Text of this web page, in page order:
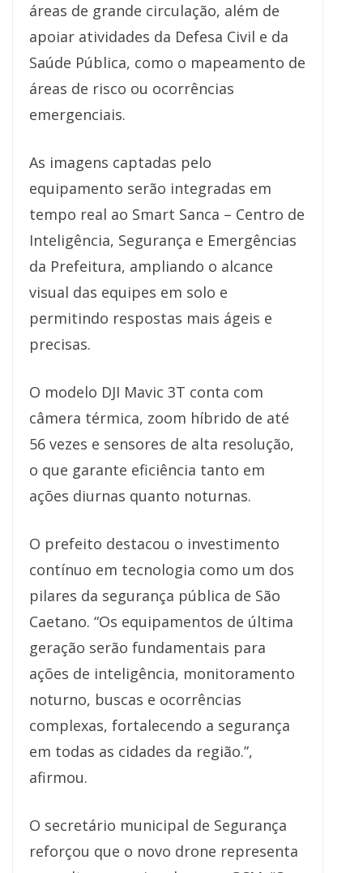
áreas de grande circulação, além de
apoiar atividades da Defesa Civil e da
Saúde Pública, como o mapeamento de
áreas de risco ou ocorrências
emergenciais.
As imagens captadas pelo
equipamento serão integradas em
tempo real ao Smart Sanca – Centro de
Inteligência, Segurança e Emergências
da Prefeitura, ampliando o alcance
visual das equipes em solo e
permitindo respostas mais ágeis e
precisas.
O modelo DJI Mavic 3T conta com
câmera térmica, zoom híbrido de até
56 vezes e sensores de alta resolução,
o que garante eficiência tanto em
ações diurnas quanto noturnas.
O prefeito destacou o investimento
contínuo em tecnologia como um dos
pilares da segurança pública de São
Caetano. “Os equipamentos de última
geração serão fundamentais para
ações de inteligência, monitoramento
noturno, buscas e ocorrências
complexas, fortalecendo a segurança
em todas as cidades da região.”,
afirmou.
O secretário municipal de Segurança
reforçou que o novo drone representa